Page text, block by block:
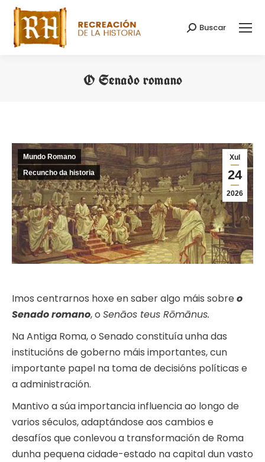
Search:
Buscar
O Senado romano
Xul
24
2026
Mundo Romano
Recuncho da historia
Imos centrarnos hoxe en saber algo máis sobreo
Senado romano, o Senāos teus Rōmānus.
Na Antiga Roma, o Senado constituía unha das
institucións de goberno máis importantes, cun
importante papel na toma de decisións políticas e
a administración.
Mantivo a súa importancia influencia ao longo de
varios séculos, adaptándose aos cambios e
desafíos que conlevou a transformación de Roma
dunha pequena cidade-estado na capital dun vasto